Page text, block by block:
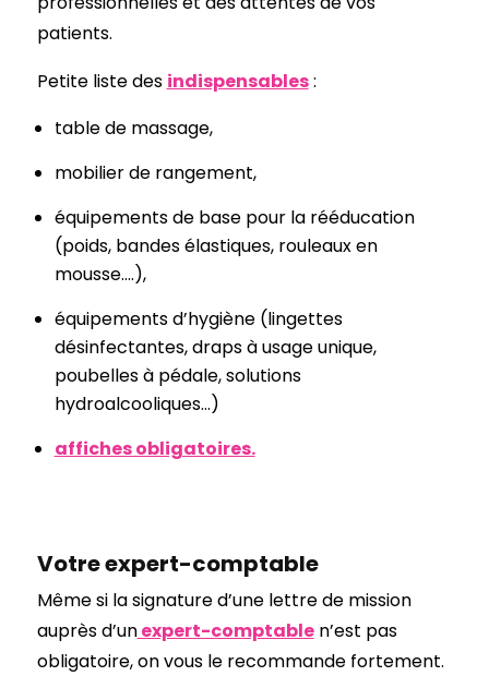
patients.
Petite liste des indispensables:
table de massage,
mobilier de rangement,
équipements de base pour la rééducation
(poids, bandes élastiques, rouleaux en
mousse….),
équipements d’hygiène (lingettes
désinfectantes, draps à usage unique,
poubelles à pédale, solutions
hydroalcooliques…)
affiches obligatoires.
Votre expert-comptable
Même si la signature d’une lettre de mission
auprès d’unexpert-comptablen’est pas
obligatoire, on vous le recommande fortement.